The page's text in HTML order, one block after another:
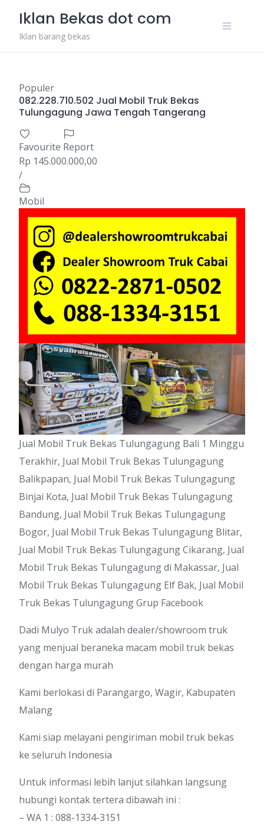
content
Iklan Bekas dot com
Iklan barang bekas
Populer
082.228.710.502 Jual Mobil Truk Bekas
Tulungagung Jawa Tengah Tangerang
Favourite Report
Rp 145.000.000,00
/
Mobil
Jual Mobil Truk Bekas Tulungagung Bali 1 Minggu
Terakhir, Jual Mobil Truk Bekas Tulungagung
Balikpapan, Jual Mobil Truk Bekas Tulungagung
Binjai Kota, Jual Mobil Truk Bekas Tulungagung
Bandung, Jual Mobil Truk Bekas Tulungagung
Bogor, Jual Mobil Truk Bekas Tulungagung Blitar,
Jual Mobil Truk Bekas Tulungagung Cikarang, Jual
Mobil Truk Bekas Tulungagung di Makassar, Jual
Mobil Truk Bekas Tulungagung Elf Bak, Jual Mobil
Truk Bekas Tulungagung Grup Facebook
Dadi Mulyo Truk adalah dealer/showroom truk
yang menjual beraneka macam mobil truk bekas
dengan harga murah
Kami berlokasi di Parangargo, Wagir, Kabupaten
Malang
Kami siap melayani pengiriman mobil truk bekas
ke seluruh Indonesia
Untuk informasi lebih lanjut silahkan langsung
hubungi kontak tertera dibawah ini :
– WA 1 : 088-1334-3151